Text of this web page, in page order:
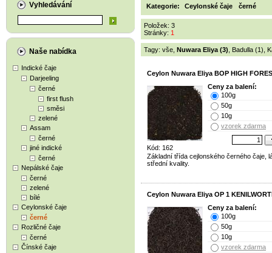
Vyhledávání
Naše nabídka
Indické čaje
Darjeeling
černé
first flush
směsi
zelené
Assam
černé
jiné indické
černé
Nepálské čaje
černé
zelené
bílé
Ceylonské čaje
černé
Rozličné čaje
černé
Čínské čaje
Kategorie: Ceylonské čaje černé
Položek: 3
Stránky: 1
Tagy: vše Nuwara Eliya (3) Badulla (1)
Ceylon Nuwara Eliya BOP HIGH
Kód: 162
Ceny za balení:
100g
50g
10g
vzorek zdarma
Základní třída cejlonského černého čaje,
střední kvality.
Ceylon Nuwara Eliya OP 1
Ceny za balení:
100g
50g
10g
vzorek zdarma